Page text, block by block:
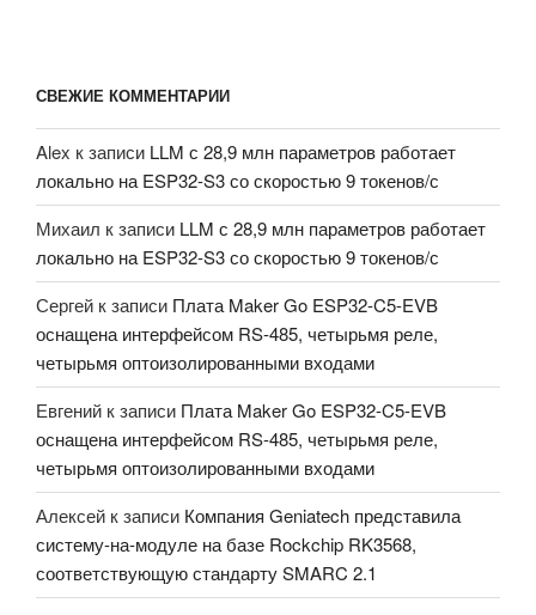
СВЕЖИЕ КОММЕНТАРИИ
Alex к записи LLM с 28,9 млн параметров работает
локально на ESP32-S3 со скоростью 9 токенов/с
Михаил к записи LLM с 28,9 млн параметров работает
локально на ESP32-S3 со скоростью 9 токенов/с
Сергей к записи Плата Maker Go ESP32-C5-EVB
оснащена интерфейсом RS-485, четырьмя реле,
четырьмя оптоизолированными входами
Евгений к записи Плата Maker Go ESP32-C5-EVB
оснащена интерфейсом RS-485, четырьмя реле,
четырьмя оптоизолированными входами
Алексей к записи Компания Geniatech представила
систему-на-модуле на базе Rockchip RK3568,
соответствующую стандарту SMARC 2.1